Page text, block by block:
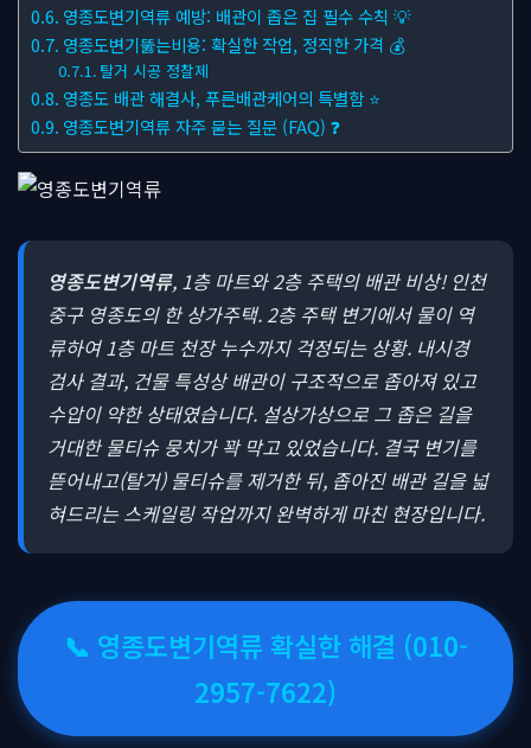
영종도변기역류 예방: 배관이 좁은 집 필수 수칙 💡
영종도변기뚫는비용: 확실한 작업, 정직한 가격 💰
탈거 시공 정찰제
영종도 배관 해결사, 푸른배관케어의 특별함 ⭐
영종도변기역류 자주 묻는 질문 (FAQ) ❓
영종도변기역류, 1층 마트와 2층 주택의 배관 비상! 인천
중구 영종도의 한 상가주택. 2층 주택 변기에서 물이 역
류하여 1층 마트 천장 누수까지 걱정되는 상황. 내시경
검사 결과, 건물 특성상 배관이 구조적으로 좁아져 있고
수압이 약한 상태였습니다. 설상가상으로 그 좁은 길을
거대한 물티슈 뭉치가 꽉 막고 있었습니다. 결국 변기를
뜯어내고(탈거) 물티슈를 제거한 뒤, 좁아진 배관 길을 넓
혀드리는 스케일링 작업까지 완벽하게 마친 현장입니다.
📞 영종도변기역류 확실한 해결 (010-
2957-7622)